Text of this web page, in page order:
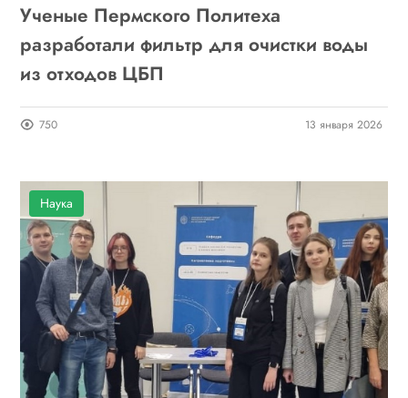
Ученые Пермского Политеха
разработали фильтр для очистки воды
из отходов ЦБП
750 13 января 2026
Наука